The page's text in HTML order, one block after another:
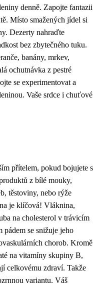
denně. Zapojte fantazii
Místo smažených jídel si
Dezerty nahraďte
bez zbytečného tuku.
banány, mrkev,
ochutnávka z pestré
se experimentovat a
Vaše srdce i chuťové
přítelem, pokud bojujete s
z bílé mouky,
těstoviny, nebo rýže
je klíčová! Vláknina,
na cholesterol v trávicím
se snižuje jeho
chorob. Kromě
na vitamíny skupiny B,
celkovému zdraví. Takže
variantu. Váš